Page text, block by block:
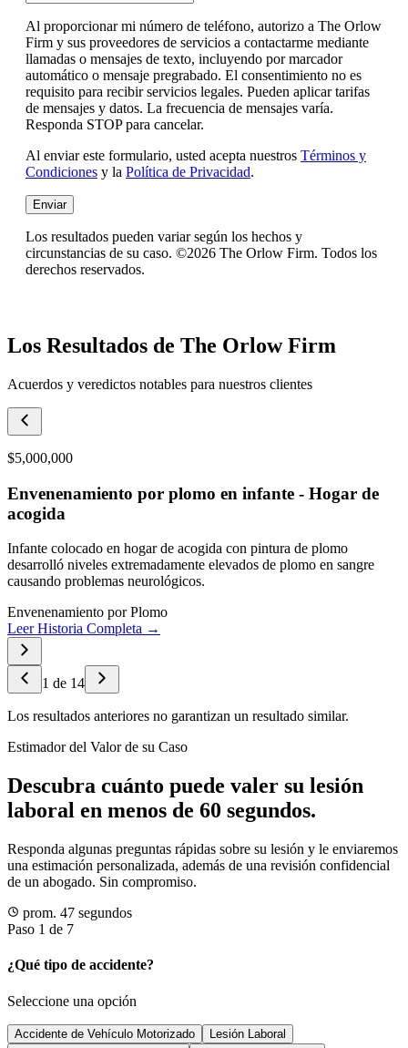
Al proporcionar mi número de teléfono, autorizo a The Orlow
Firm y sus proveedores de servicios a contactarme mediante
llamadas o mensajes de texto, incluyendo por marcador
automático o mensaje pregrabado. El consentimiento no es
requisito para recibir servicios legales. Pueden aplicar tarifas
de mensajes y datos. La frecuencia de mensajes varía.
Responda STOP para cancelar.
Al enviar este formulario, usted acepta nuestros Términos y
Condiciones y la Política de Privacidad.
Enviar
Los resultados pueden variar según los hechos y
circunstancias de su caso. ©2026 The Orlow Firm. Todos los
derechos reservados.
Los Resultados de The Orlow Firm
Acuerdos y veredictos notables para nuestros clientes
$5,000,000
Envenenamiento por plomo en infante - Hogar de
acogida
Infante colocado en hogar de acogida con pintura de plomo
desarrolló niveles extremadamente elevados de plomo en sangre
causando problemas neurológicos.
Envenenamiento por Plomo
Leer Historia Completa →
1 de 14
Los resultados anteriores no garantizan un resultado similar.
Estimador del Valor de su Caso
Descubra cuánto puede valer su lesión
laboral en menos de 60 segundos.
Responda algunas preguntas rápidas sobre su lesión y le enviaremos
una estimación personalizada, además de una revisión confidencial
de un abogado. Sin compromiso.
prom. 47 segundos
Paso 1 de 7
¿Qué tipo de accidente?
Seleccione una opción
Accidente de Vehículo Motorizado
Lesión Laboral